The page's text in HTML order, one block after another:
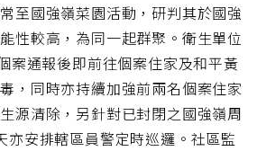
至國強嶺菜園活動，研判其於國強
性較高，為同一起群聚。衛生單位
案通報後即前往個案住家及和平黃
，同時亦持續加強前兩名個案住家
源清除，另針對已封閉之國強嶺周
亦安排轄區員警定時巡邏。社區監